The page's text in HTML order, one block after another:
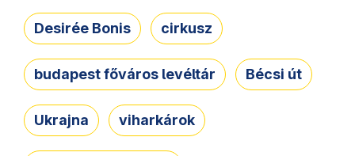
Desirée Bonis cirkusz
budapest főváros levéltár Bécsi út
Ukrajna viharkárok